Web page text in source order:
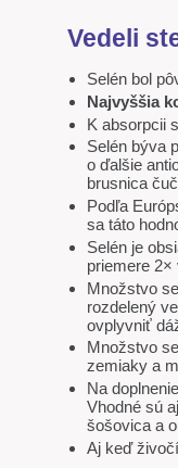
Vedeli
Selén bol
Najvyššia
K absorpcii
Selén býva
o ďalšie
brusnica
Podľa
sa táto
Selén je
priemere
Množstvo
rozdelený
ovplyvniť
Množstvo
zemiaky a
Na
Vhodné sú
šošovica a
Aj keď